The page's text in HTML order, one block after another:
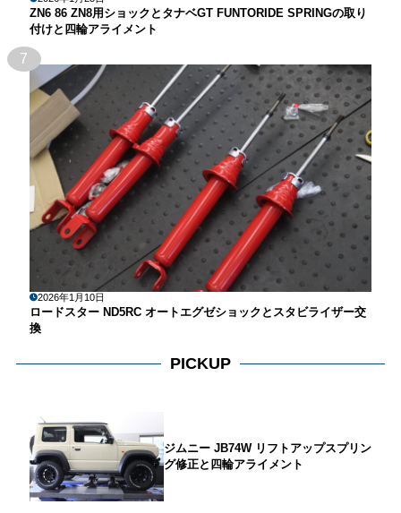
ZN6 86 ZN8用ショックとタナベGT FUNTORIDE SPRINGの取り
付けと四輪アライメント
7
2026年1月10日
ロードスター ND5RC オートエグゼショックとスタビライザー交
換
PICKUP
ジムニー JB74W リフトアップスプリン
グ修正と四輪アライメント